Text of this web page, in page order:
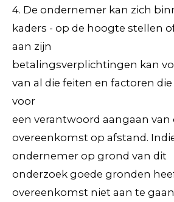
4. De ondernemer kan zich
kaders - op de hoogte stellen
aan zijn
betalingsverplichtingen kan
van al die feiten en factoren
voor
een verantwoord aangaan van
overeenkomst op afstand.
ondernemer op grond van dit
onderzoek goede gronden
overeenkomst niet aan te